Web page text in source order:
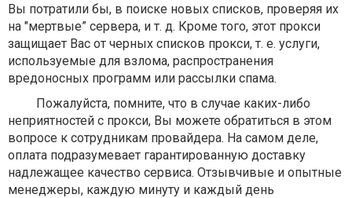
Вы потратили бы, в поиске новых списков, проверяя их
на "мертвые” сервера, и т. д. Кроме того, этот прокси
защищает Вас от черных списков прокси, т. е. услуги,
используемые для взлома, распространения
вредоносных программ или рассылки спама.
Пожалуйста, помните, что в случае каких-либо
неприятностей с прокси, Вы можете обратиться в этом
вопросе к сотрудникам провайдера. На самом деле,
оплата подразумевает гарантированную доставку
надлежащее качество сервиса. Отзывчивые и опытные
менеджеры, каждую минуту и каждый день